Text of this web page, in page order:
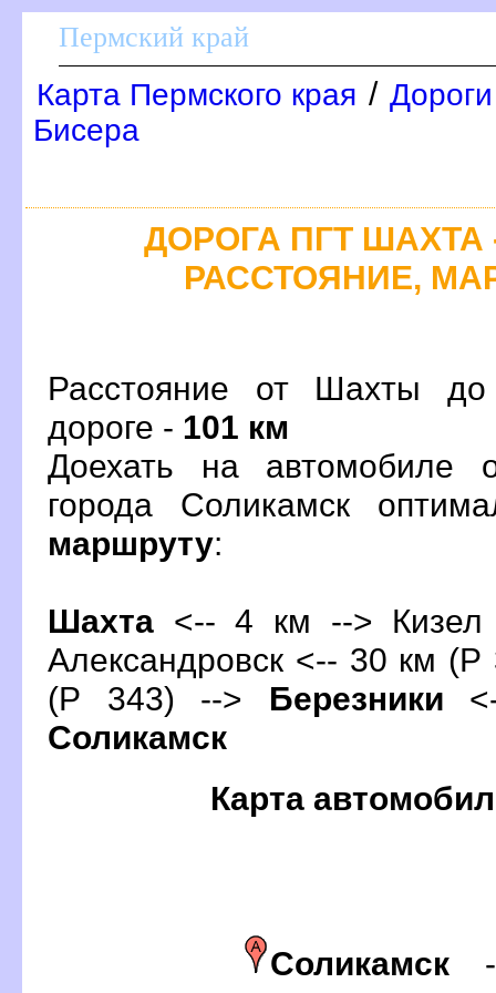
Пермский край
Карта Пермского края /
Бисера
ДОРОГА ПГТ ШАХТА
РАССТОЯНИЕ,
Расстояние от Шахты
дороге - 101 км
Доехать на автомобиле
орода Соликамск
маршруту:
Шахта <-- 4 км -->
Александровск <-- 30 км
(Р 343) --> Березники
Соликамск
Карта
Соликамск